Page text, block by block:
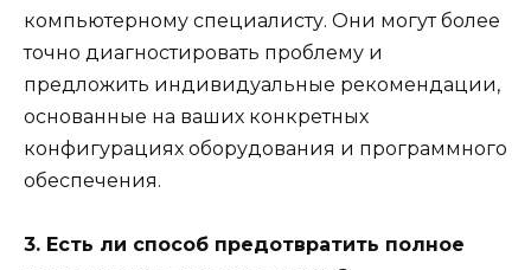
компьютерному специалисту. Они могут более
точно диагностировать проблему и
предложить индивидуальные рекомендации,
основанные на ваших конкретных
конфигурациях оборудования и программного
обеспечения.
3. Есть ли способ предотвратить полное